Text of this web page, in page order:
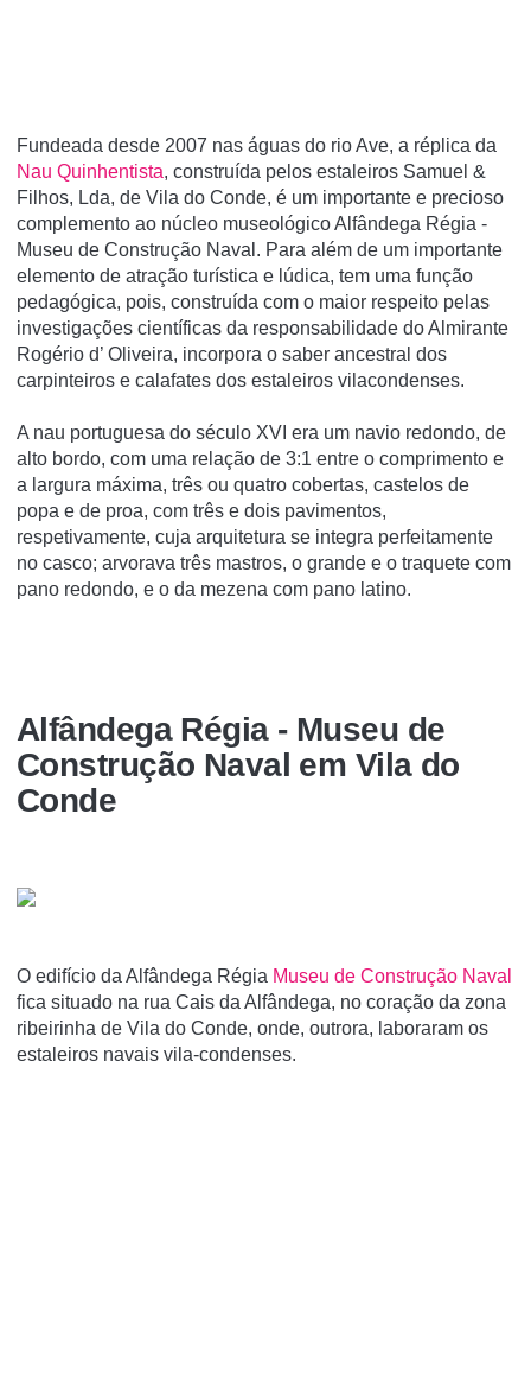
Fundeada desde 2007 nas águas do rio Ave, a réplica da
Nau Quinhentista, construída pelos estaleiros Samuel &
Filhos, Lda, de Vila do Conde, é um importante e precioso
complemento ao núcleo museológico Alfândega Régia -
Museu de Construção Naval. Para além de um importante
elemento de atração turística e lúdica, tem uma função
pedagógica, pois, construída com o maior respeito pelas
investigações científicas da responsabilidade do Almirante
Rogério d’ Oliveira, incorpora o saber ancestral dos
carpinteiros e calafates dos estaleiros vilacondenses.
A nau portuguesa do século XVI era um navio redondo, de
alto bordo, com uma relação de 3:1 entre o comprimento e
a largura máxima, três ou quatro cobertas, castelos de
popa e de proa, com três e dois pavimentos,
respetivamente, cuja arquitetura se integra perfeitamente
no casco; arvorava três mastros, o grande e o traquete com
pano redondo, e o da mezena com pano latino.
Alfândega Régia - Museu de
Construção Naval em Vila do
Conde
O edifício da Alfândega Régia Museu de Construção Naval
fica situado na rua Cais da Alfândega, no coração da zona
ribeirinha de Vila do Conde, onde, outrora, laboraram os
estaleiros navais vila-condenses.